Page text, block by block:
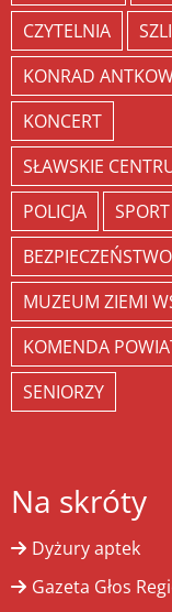
CZYTELNIA
KONRAD
KONCERT
SŁAWSKIE
POLICJA
SPORT
BEZPIECZEŃSTWO
MUZEUM ZIEMI
KOMENDA
SENIORZY
Na skróty
Dyżury aptek
Gazeta Głos